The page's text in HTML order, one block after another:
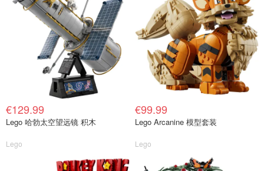
€129.99
Lego 哈勃太空望远镜 积木
Lego
€99.99
Lego Arcanine 模型套装
Lego